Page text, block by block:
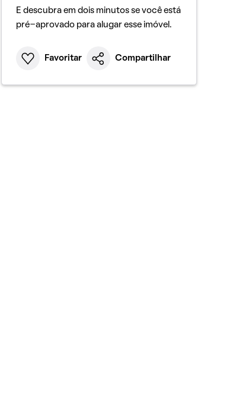
E descubra em dois minutos se você está
pré-aprovado para alugar esse imóvel.
Favoritar Compartilhar